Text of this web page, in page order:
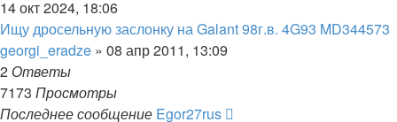
14 окт 2024, 18:06
Ищу дросельную заслонку на Galant 98г.в. 4G93 MD344573
georgi_eradze » 08 апр 2011, 13:09
2 Ответы
7173 Просмотры
Последнее сообщение Egor27rus